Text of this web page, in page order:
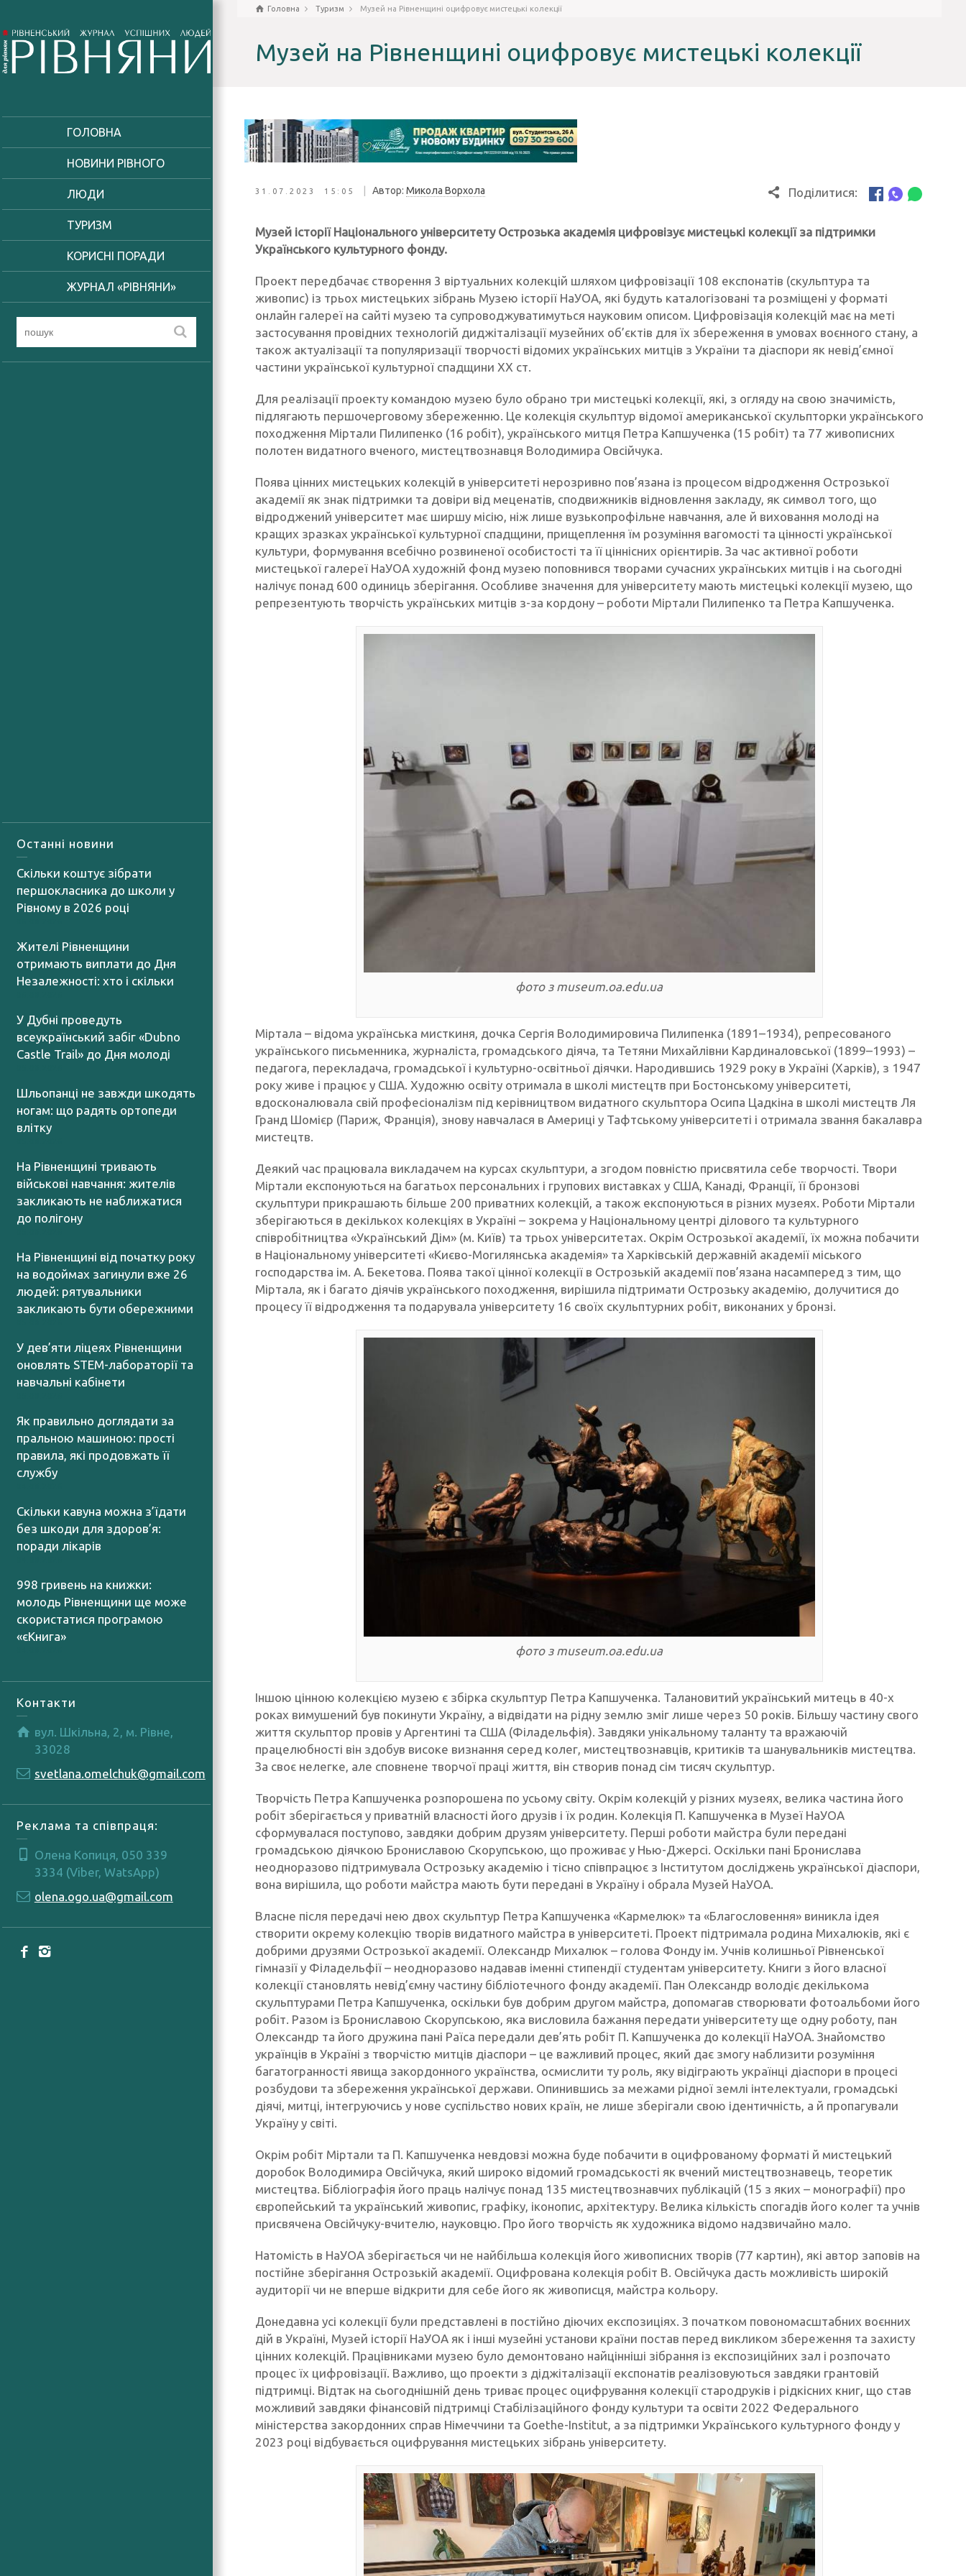
ГОЛОВНА
НОВИНИ РІВНОГО
ЛЮДИ
ТУРИЗМ
КОРИСНІ ПОРАДИ
ЖУРНАЛ «РІВНЯНИ»
Останні новини
Скільки коштує зібрати
першокласника до школи у
Рівному в 2026 році
Жителі Рівненщини
отримають виплати до Дня
Незалежності: хто і скільки
У Дубні проведуть
всеукраїнський забіг «Dubno
Castle Trail» до Дня молоді
Шльопанці не завжди шкодять
ногам: що радять ортопеди
влітку
На Рівненщині тривають
військові навчання: жителів
закликають не наближатися
до полігону
На Рівненщині від початку року
на водоймах загинули вже 26
людей: рятувальники
закликають бути обережними
У дев’яти ліцеях Рівненщини
оновлять STEM-лабораторії та
навчальні кабінети
Як правильно доглядати за
пральною машиною: прості
правила, які продовжать її
службу
Скільки кавуна можна з’їдати
без шкоди для здоров’я:
поради лікарів
998 гривень на книжки:
молодь Рівненщини ще може
скористатися програмою
«єКнига»
Контакти
вул. Шкільна, 2, м. Рівне,
33028
svetlana.omelchuk@gmail.com
Реклама та співпраця:
Олена Копиця, 050 339
3334 (Viber, WatsApp)
olena.ogo.ua@gmail.com
Головна Туризм Музей на Рівненщині оцифровує мистецькі колекції
Музей на Рівненщині оцифровує мистецькі колекції
31.07.2023 15:05 Автор: Микола Ворхола Поділитися:
Музей історії Національного університету Острозька академія цифровізує мистецькі колекції за підтримки
Українського культурного фонду.
Проект передбачає створення 3 віртуальних колекцій шляхом цифровізації 108 експонатів (скульптура та
живопис) із трьох мистецьких зібрань Музею історії НаУОА, які будуть каталогізовані та розміщені у форматі
онлайн галереї на сайті музею та супроводжуватимуться науковим описом. Цифровізація колекцій має на меті
застосування провідних технологій диджіталізації музейних об’єктів для їх збереження в умовах воєнного стану, а
також актуалізації та популяризації творчості відомих українських митців з України та діаспори як невід’ємної
частини української культурної спадщини ХХ ст.
Для реалізації проекту командою музею було обрано три мистецькі колекції, які, з огляду на свою значимість,
підлягають першочерговому збереженню. Це колекція скульптур відомої американської скульпторки українського
походження Міртали Пилипенко (16 робіт), українського митця Петра Капшученка (15 робіт) та 77 живописних
полотен видатного вченого, мистецтвознавця Володимира Овсійчука.
Поява цінних мистецьких колекцій в університеті нерозривно пов’язана із процесом відродження Острозької
академії як знак підтримки та довіри від меценатів, сподвижників відновлення закладу, як символ того, що
відроджений університет має ширшу місію, ніж лише вузькопрофільне навчання, але й виховання молоді на
кращих зразках української культурної спадщини, прищеплення їм розуміння вагомості та цінності української
культури, формування всебічно розвиненої особистості та її ціннісних орієнтирів. За час активної роботи
мистецької галереї НаУОА художній фонд музею поповнився творами сучасних українських митців і на сьогодні
налічує понад 600 одиниць зберігання. Особливе значення для університету мають мистецькі колекції музею, що
репрезентують творчість українських митців з-за кордону – роботи Міртали Пилипенко та Петра Капшученка.
фото з museum.oa.edu.ua
Міртала – відома українська мисткиня, дочка Сергія Володимировича Пилипенка (1891–1934), репресованого
українського письменника, журналіста, громадського діяча, та Тетяни Михайлівни Кардиналовської (1899–1993) –
педагога, перекладача, громадської і культурно-освітньої діячки. Народившись 1929 року в Україні (Харків), з 1947
року живе і працює у США. Художню освіту отримала в школі мистецтв при Бостонському університеті,
вдосконалювала свій професіоналізм під керівництвом видатного скульптора Осипа Цадкіна в школі мистецтв Ля
Гранд Шомієр (Париж, Франція), знову навчалася в Америці у Тафтському університеті і отримала звання бакалавра
мистецтв.
Деякий час працювала викладачем на курсах скульптури, а згодом повністю присвятила себе творчості. Твори
Міртали експонуються на багатьох персональних і групових виставках у США, Канаді, Франції, її бронзові
скульптури прикрашають більше 200 приватних колекцій, а також експонуються в різних музеях. Роботи Міртали
зберігаються в декількох колекціях в Україні – зокрема у Національному центрі ділового та культурного
співробітництва «Український Дім» (м. Київ) та трьох університетах. Окрім Острозької академії, їх можна побачити
в Національному університеті «Києво-Могилянська академія» та Харківській державній академії міського
господарства ім. А. Бекетова. Поява такої цінної колекції в Острозькій академії пов’язана насамперед з тим, що
Міртала, як і багато діячів українського походження, вирішила підтримати Острозьку академію, долучитися до
процесу її відродження та подарувала університету 16 своїх скульптурних робіт, виконаних у бронзі.
фото з museum.oa.edu.ua
Іншою цінною колекцією музею є збірка скульптур Петра Капшученка. Талановитий український митець в 40-х
роках вимушений був покинути Україну, а відвідати на рідну землю зміг лише через 50 років. Більшу частину свого
життя скульптор провів у Аргентині та США (Філадельфія). Завдяки унікальному таланту та вражаючій
працелюбності він здобув високе визнання серед колег, мистецтвознавців, критиків та шанувальників мистецтва.
За своє нелегке, але сповнене творчої праці життя, він створив понад сім тисяч скульптур.
Творчість Петра Капшученка розпорошена по усьому світу. Окрім колекцій у різних музеях, велика частина його
робіт зберігається у приватній власності його друзів і їх родин. Колекція П. Капшученка в Музеї НаУОА
сформувалася поступово, завдяки добрим друзям університету. Перші роботи майстра були передані
громадською діячкою Брониславою Скорупською, що проживає у Нью-Джерсі. Оскільки пані Бронислава
неодноразово підтримувала Острозьку академію і тісно співпрацює з Інститутом досліджень української діаспори,
вона вирішила, що роботи майстра мають бути передані в Україну і обрала Музей НаУОА.
Власне після передачі нею двох скульптур Петра Капшученка «Кармелюк» та «Благословення» виникла ідея
створити окрему колекцію творів видатного майстра в університеті. Проект підтримала родина Михалюків, які є
добрими друзями Острозької академії. Олександр Михалюк – голова Фонду ім. Учнів колишньої Рівненської
гімназії у Філадельфії – неодноразово надавав іменні стипендії студентам університету. Книги з його власної
колекції становлять невід’ємну частину бібліотечного фонду академії. Пан Олександр володіє декількома
скульптурами Петра Капшученка, оскільки був добрим другом майстра, допомагав створювати фотоальбоми його
робіт. Разом із Брониславою Скорупською, яка висловила бажання передати університету ще одну роботу, пан
Олександр та його дружина пані Раїса передали дев’ять робіт П. Капшученка до колекції НаУОА. Знайомство
українців в Україні з творчістю митців діаспори – це важливий процес, який дає змогу наблизити розуміння
багатогранності явища закордонного українства, осмислити ту роль, яку відіграють українці діаспори в процесі
розбудови та збереження української держави. Опинившись за межами рідної землі інтелектуали, громадські
діячі, митці, інтегруючись у нове суспільство нових країн, не лише зберігали свою ідентичність, а й пропагували
Україну у світі.
Окрім робіт Міртали та П. Капшученка невдовзі можна буде побачити в оцифрованому форматі й мистецький
доробок Володимира Овсійчука, який широко відомий громадськості як вчений мистецтвознавець, теоретик
мистецтва. Бібліографія його праць налічує понад 135 мистецтвознавчих публікацій (15 з яких – монографії) про
європейський та український живопис, графіку, іконопис, архітектуру. Велика кількість спогадів його колег та учнів
присвячена Овсійчуку-вчителю, науковцю. Про його творчість як художника відомо надзвичайно мало.
Натомість в НаУОА зберігається чи не найбільша колекція його живописних творів (77 картин), які автор заповів на
постійне зберігання Острозькій академії. Оцифрована колекція робіт В. Овсійчука дасть можливість широкій
аудиторії чи не вперше відкрити для себе його як живописця, майстра кольору.
Донедавна усі колекції були представлені в постійно діючих експозиціях. З початком повономасштабних воєнних
дій в Україні, Музей історії НаУОА як і інші музейні установи країни постав перед викликом збереження та захисту
цінних колекцій. Працівниками музею було демонтовано найцінніші зібрання із експозиційних зал і розпочато
процес їх цифровізації. Важливо, що проекти з діджіталізації експонатів реалізовуються завдяки грантовій
підтримці. Відтак на сьогоднішній день триває процес оцифрування колекції стародруків і рідкісних книг, що став
можливий завдяки фінансовій підтримці Стабілізаційного фонду культури та освіти 2022 Федерального
міністерства закордонних справ Німеччини та Goethe-Institut, а за підтримки Українського культурного фонду у
2023 році відбувається оцифрування мистецьких зібрань університету.